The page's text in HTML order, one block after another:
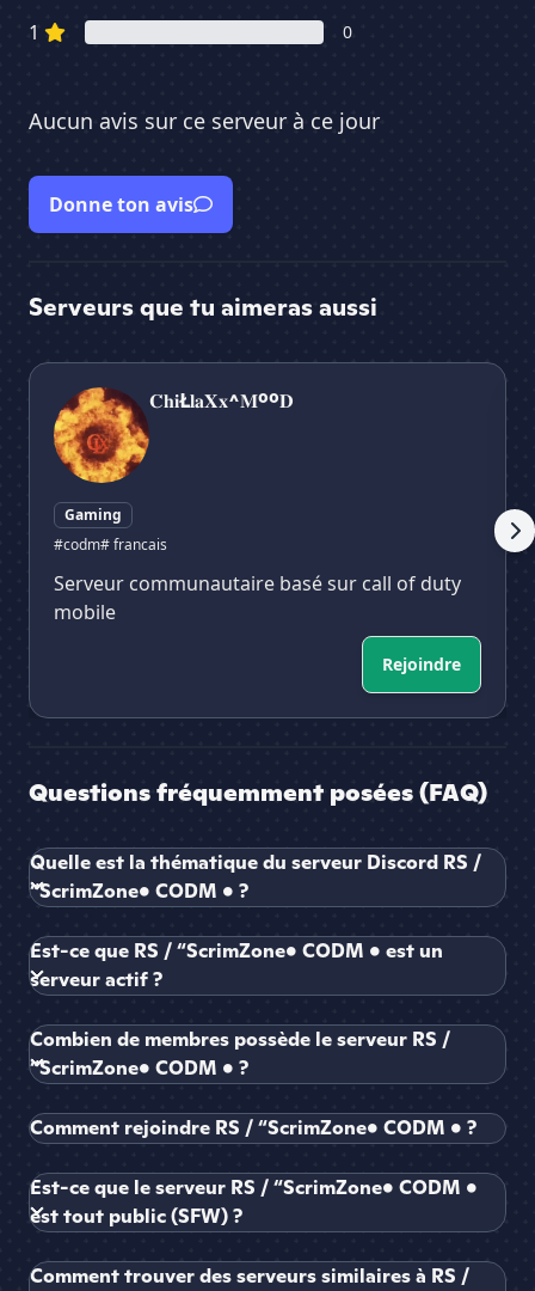
1 0
Aucun avis sur ce serveur à ce jour
Donne ton avis
Serveurs que tu aimeras aussi
𝐂̇𝐡𝐢Ł𝐥𝐚𝐗𝐱^𝐌ºº𝐃
𝐂̇𝐡𝐢Ł𝐥𝐚𝐗𝐱^𝐌ºº𝐃
Gaming
#codm# francais
Serveur communautaire basé sur call of duty
mobile
Rejoindre
Questions fréquemment posées (FAQ)
Quelle est la thématique du serveur Discord RS /
“ScrimZone• CODM • ?
Est-ce que RS / “ScrimZone• CODM • est un
serveur actif ?
Combien de membres possède le serveur RS /
“ScrimZone• CODM • ?
Comment rejoindre RS / “ScrimZone• CODM • ?
Est-ce que le serveur RS / “ScrimZone• CODM •
est tout public (SFW) ?
Comment trouver des serveurs similaires à RS /